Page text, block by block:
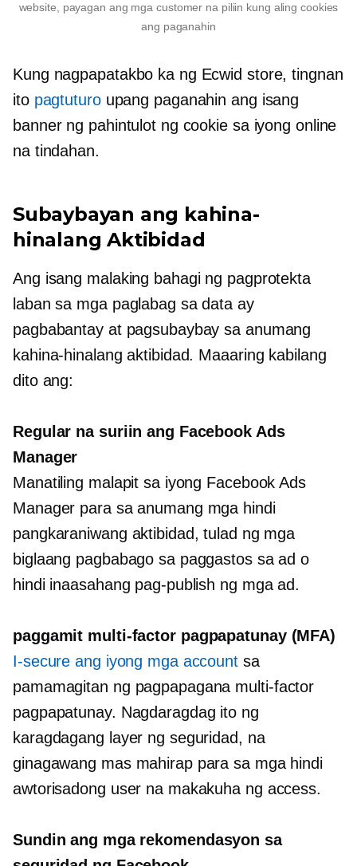
website, payagan ang mga customer na piliin kung aling cookies
ang paganahin
Kung nagpapatakbo ka ng Ecwid store, tingnan
ito pagtuturoupang paganahin ang isang
banner ng pahintulot ng cookie sa iyong online
na tindahan.
Subaybayan ang kahina-
hinalang Aktibidad
Ang isang malaking bahagi ng pagprotekta
laban sa mga paglabag sa data ay
pagbabantay at pagsubaybay sa anumang
kahina-hinalang aktibidad. Maaaring kabilang
dito ang:
Regular na suriin ang Facebook Ads
Manager
Manatiling malapit sa iyong Facebook Ads
Manager para sa anumang mga hindi
pangkaraniwang aktibidad, tulad ng mga
biglaang pagbabago sa paggastos sa ad o
hindi inaasahang pag-publish ng mga ad.
paggamit multi-factorpagpapatunay (MFA)
I-secure ang iyong mga account sa
pamamagitan ng pagpapagana multi-factor
pagpapatunay. Nagdaragdag ito ng
karagdagang layer ng seguridad, na
ginagawang mas mahirap para sa mga hindi
awtorisadong user na makakuha ng access.
Sundin ang mga rekomendasyon sa